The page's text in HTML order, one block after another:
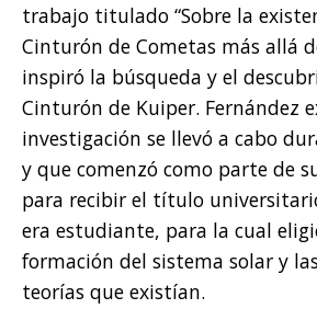
trabajo titulado “Sobre la
Cinturón de Cometas más allá
inspiró la búsqueda y el
Cinturón de Kuiper. Fernández
investigación se llevó a cabo
y que comenzó como parte de
para recibir el título
era estudiante, para la cual
formación del sistema solar y
teorías que existían.